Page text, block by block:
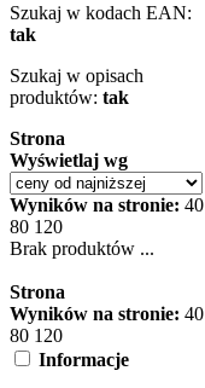
Szukaj w kodach EAN:
tak
Szukaj w opisach
produktów: tak
Strona
Wyświetlaj wg
Wyników na stronie: 40
80 120
Brak produktów ...
Strona
Wyników na stronie: 40
80 120
Informacje